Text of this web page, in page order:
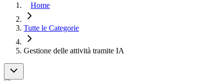
Home
Tutte le Categorie
Gestione delle attività tramite IA